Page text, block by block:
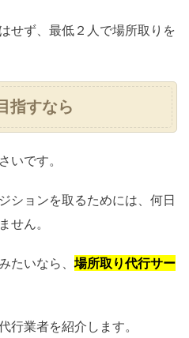
せず、最低２人で場所取りを
指すなら
いです。
ションを取るためには、何日
せん。
たいなら、 場所取り代行サー
行業者を紹介します。